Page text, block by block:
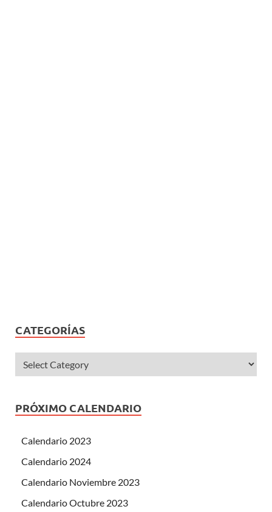
CATEGORÍAS
PRÓXIMO CALENDARIO
Calendario 2023
Calendario 2024
Calendario Noviembre 2023
Calendario Octubre 2023